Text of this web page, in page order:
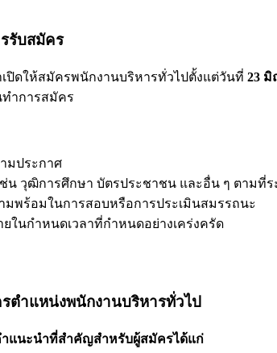
รับสมัคร
ปิดให้สมัครพนักงานบริหารทั่วไปตั้งแต่วันที่ 23 มิ
ทำการสมัคร
มประกาศ
ช่น วุฒิการศึกษา บัตรประชาชน และอื่น ๆ ตามที่ร
มพร้อมในการสอบหรือการประเมินสมรรถนะ
ในกำหนดเวลาที่กำหนดอย่างเคร่งครัด
ตำแหน่งพนักงานบริหารทั่วไป
ำแนะนำที่สำคัญสำหรับผู้สมัครได้แก่